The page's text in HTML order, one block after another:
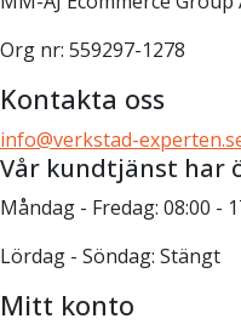
Org nr: 559297-1278
Kontakta oss
info@verkstad-
Vår kundtjänst har
Måndag - Fredag: 08:00 -
Lördag - Söndag: Stängt
Mitt konto